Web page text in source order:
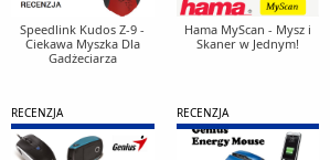
Speedlink Kudos Z-9 -
Ciekawa Myszka Dla
Gadżeciarza
Hama MyScan - Mysz i
Skaner w Jednym!
RECENZJA RECENZJA